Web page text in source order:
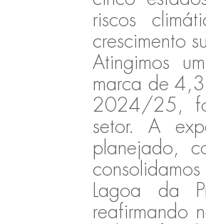
riscos
crescimento
Atingimos
marca de
2024/25,
setor. A
planejado,
Lagoa da
reafirmando